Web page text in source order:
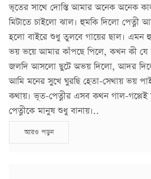
ভূতের সাথে দোস্তি আমার অনেক অনেক
মিটাতে চাইলো ঝাল। হুমকি দিলো পেত্নী
হলো বাইরে শুধু তুলবে গায়ের ছাল। এমন
ভয় ভয়ে আমার কাঁপছে পিলে, কখন কী
জলদি আসলো ছুটে অভয় দিলো, আদর
আমি মনের সুখে ঘুরছি হেতা-সেথায় ভয়
কথায়। ভূত-পেত্নীর এসব কথন গাল-গপ্পেই
পেত্নীকে মানুষ শুধু বানায়।..
আরও পড়ুন